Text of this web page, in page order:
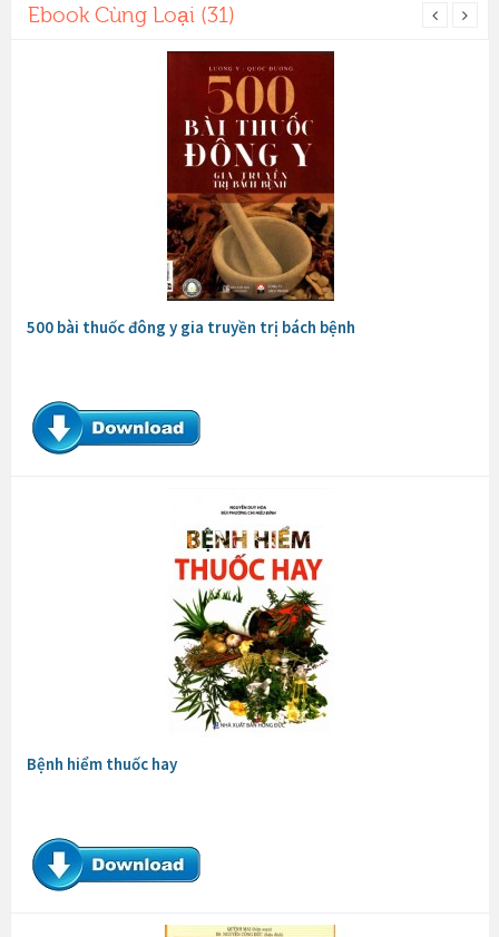
Ebook Cùng Loại (31)
500 bài thuốc đông y gia truyền trị bách bệnh
Bệnh hiểm thuốc hay